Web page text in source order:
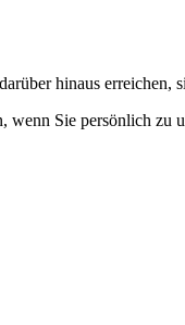
hinaus erreichen,
wenn Sie persönlich zu